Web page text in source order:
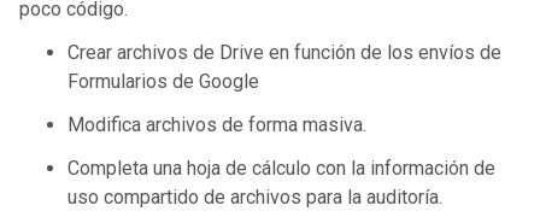
poco código.
Crear archivos de Drive en función de los envíos de
Formularios de Google
Modifica archivos de forma masiva.
Completa una hoja de cálculo con la información de
uso compartido de archivos para la auditoría.